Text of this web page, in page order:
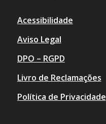
Acessibilidade
Aviso Legal
DPO – RGPD
Livro de Reclamações
Política de Privacidade